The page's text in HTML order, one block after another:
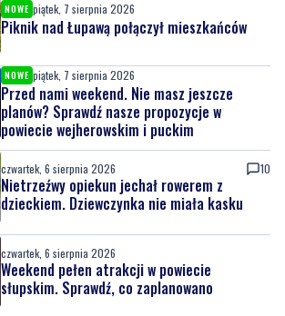
NOWE piątek, 7 sierpnia 2026
Przed nami weekend. Nie masz jeszcze
powiecie wejherowskim i puckim
czwartek, 6 sierpnia 2026
Nietrzeźwy opiekun jechał rowerem z
dzieckiem. Dziewczynka nie miała kasku
czwartek, 6 sierpnia 2026
Weekend pełen atrakcji w powiecie